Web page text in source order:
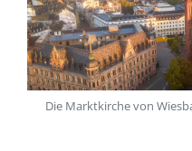
Die Marktkirche von